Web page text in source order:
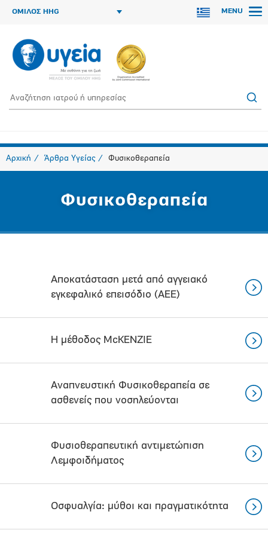
ΟΜΙΛΟΣ HHG MENU
Αρχική Άρθρα Υγείας Φυσικοθεραπεία
Φυσικοθεραπεία
Αποκατάσταση μετά από αγγειακό
εγκεφαλικό επεισόδιο (ΑΕΕ)
Η μέθοδος ΜcKENZIE
Αναπνευστική Φυσικοθεραπεία σε
ασθενείς που νοσηλεύονται
Φυσιοθεραπευτική αντιμετώπιση
Λεμφοιδήματος
Οσφυαλγία: μύθοι και πραγματικότητα